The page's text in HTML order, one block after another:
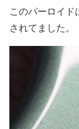
このパーロイド
されてました。